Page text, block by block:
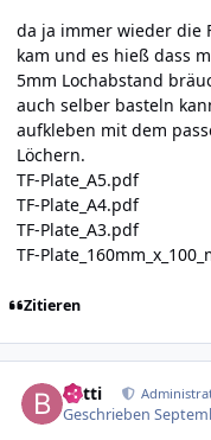
da ja immer wieder die
kam und es hieß dass
5mm Lochabstand
auch selber basteln
aufkleben mit dem
Löchern.
TF-Plate_A5.pdf
TF-Plate_A4.pdf
TF-Plate_A3.pdf
TF-
Zitieren
batti
Geschrieben